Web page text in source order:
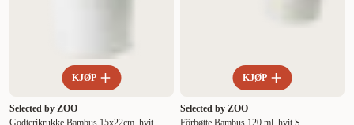
KJØP
Selected by ZOO
KJØP
Selected by ZOO